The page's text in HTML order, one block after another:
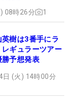
08時26分 1
樹は3番手にラ
ギュラーツアー
予想発表
日 (火) 14時00分